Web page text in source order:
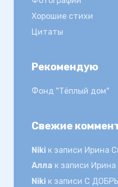
Хорошие стихи
Цитаты
Рекомендую
Фонд "Тёплый дом"
Свежие
Nikiк записи Ирина
Алла к записи Ирина
Nikiк записи С